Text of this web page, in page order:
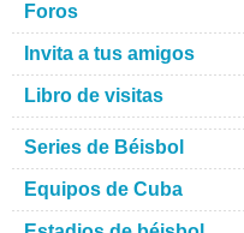
Foros
Invita a tus amigos
Libro de visitas
Series de Béisbol
Equipos de Cuba